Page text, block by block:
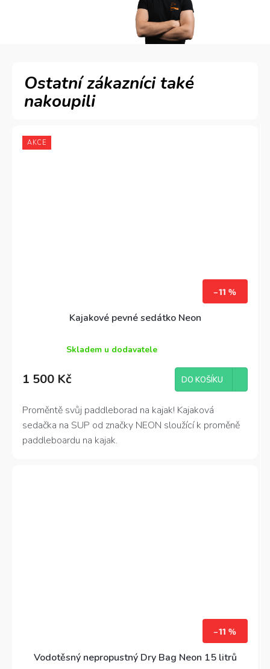
AKCE
–11 %
Kajakové pevné sedátko Neon
Průměrné
hodnocení
produktu
z
5
Skladem u dodavatele
1 500 Kč DO KOŠÍKU
Proměntě svůj paddleborad na kajak! Kajaková
sedačka na SUP od značky NEON sloužící k proměně
paddleboardu na kajak.
–11 %
Vodotěsný nepropustný Dry Bag Neon 15 litrů